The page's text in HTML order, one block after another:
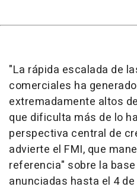
"La rápida escalada de
comerciales ha
extremadamente altos
que dificulta más de lo
perspectiva central de
advierte el FMI, que
referencia" sobre la
anunciadas hasta el 4 de